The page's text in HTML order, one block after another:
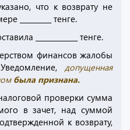
что к возврату не
_________ тенге.
____________ тенге.
финансов жалобы
допущенная
была признана.
проверки сумма
в зачет, над суммой
к возврату,